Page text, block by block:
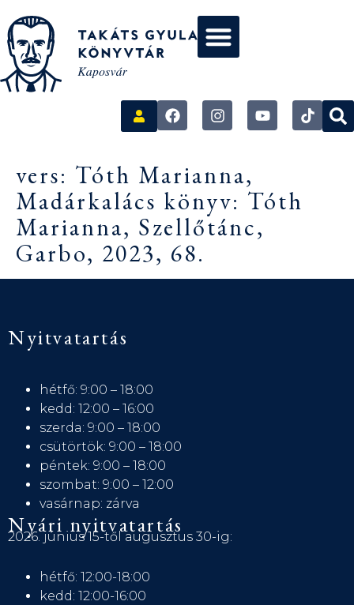
vers: Tóth Marianna,
Madárkalács könyv: Tóth
Marianna, Szellőtánc,
Garbo, 2023, 68.
Nyitvatartás
hétfő: 9:00 – 18:00
kedd: 12:00 – 16:00
szerda: 9:00 – 18:00
csütörtök: 9:00 – 18:00
péntek: 9:00 – 18:00
szombat: 9:00 – 12:00
vasárnap: zárva
Nyári nyitvatartás
2026. június 15-től augusztus 30-ig:
hétfő: 12:00-18:00
kedd: 12:00-16:00